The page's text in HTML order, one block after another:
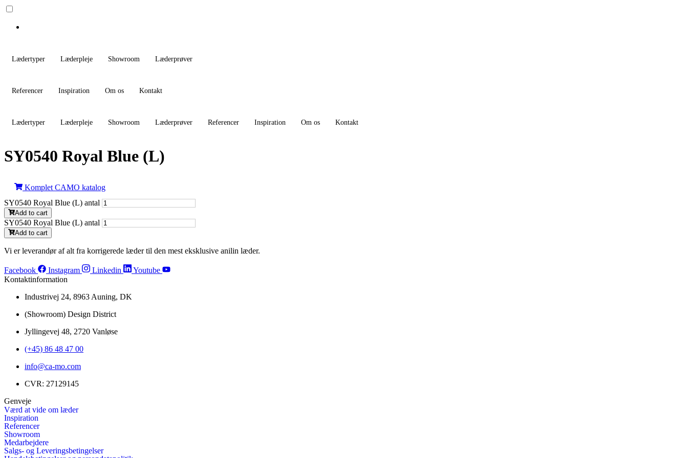
Lædertyper Læderpleje Showroom Læderprøver
Referencer Inspiration Om os Kontakt
Lædertyper Læderpleje Showroom Læderprøver Referencer Inspiration Om os Kontakt
SY0540 Royal Blue (L)
Komplet CAMO katalog
SY0540 Royal Blue (L) antal
Add to cart
SY0540 Royal Blue (L) antal
Add to cart
Vi er leverandør af alt fra korrigerede læder til den mest eksklusive anilin læder.
Facebook Instagram Linkedin
Youtube
Kontaktinformation
Industrivej 24, 8963 Auning, DK
(Showroom) Design District
Jyllingevej 48, 2720 Vanløse
(+45) 86 48 47 00
info@ca-mo.com
CVR: 27129145
Genveje
Værd at vide om læder
Inspiration
Referencer
Showroom
Medarbejdere
Salgs- og Leveringsbetingelser